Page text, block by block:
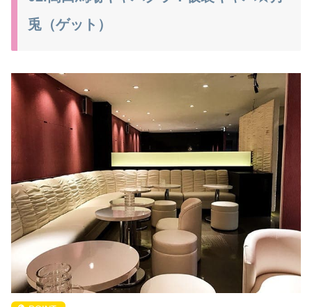
兎（ゲット）